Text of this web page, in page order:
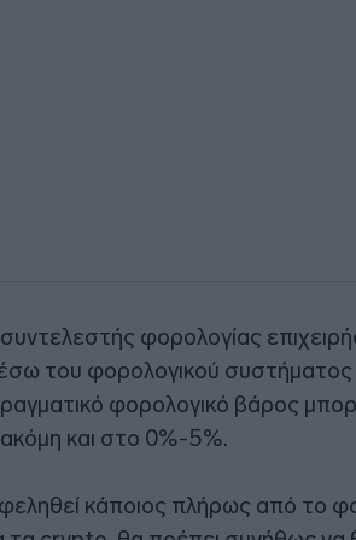
φορολογίας
του φορολογικού
φορολογικό βάρος
και στο 0%-5%.
κάποιος πλήρως από το